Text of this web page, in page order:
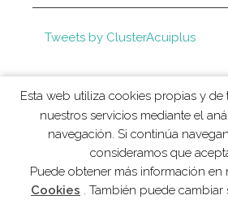
Tweets by ClusterAcuiplus
AVISO LEGAL POLÍTICA DE
Esta web utiliza cookies propias y de
nuestros servicios mediante el
navegación. Si continúa
consideramos que
Puede obtener más información en
Cookies . También puede cambiar